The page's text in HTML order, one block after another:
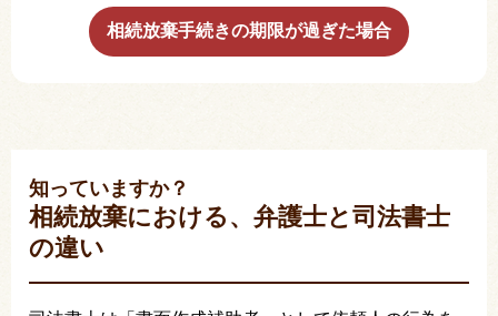
相続放棄手続きの期限が過ぎた場合
知っていますか？
相続放棄における、弁護士と司法書士
の違い